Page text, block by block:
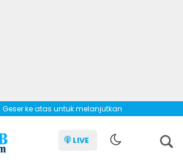
ke atas untuk melanjutkan
LIVE